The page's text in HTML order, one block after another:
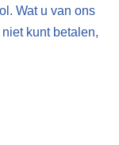
Wat u van ons
kunt betalen,